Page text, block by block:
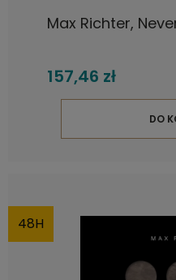
Max Richter,
157,46 zł
DO
48H